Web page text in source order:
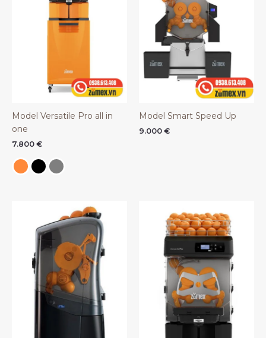
Model Versatile Pro all in
one
7.800 €
Model Smart Speed Up
9.000 €